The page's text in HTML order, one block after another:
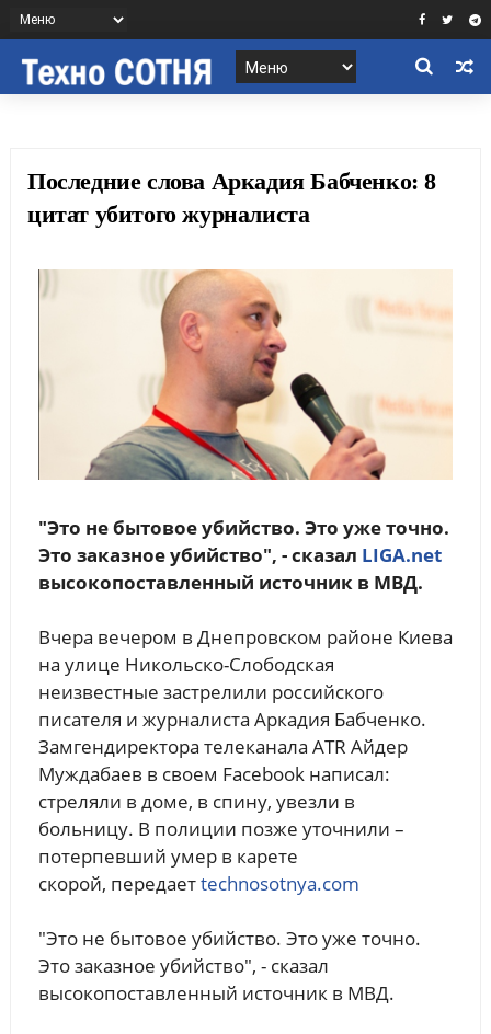
Последние слова Аркадия Бабченко: 8
цитат убитого журналиста
"Это не бытовое убийство. Это уже точно.
Это заказное убийство", - сказал LIGA.net
высокопоставленный источник в МВД.
Вчера вечером в Днепровском районе Киева
на улице Никольско-Слободская
неизвестные застрелили российского
писателя и журналиста Аркадия Бабченко.
Замгендиректора телеканала ATR Айдер
Муждабаев в своем Facebook написал:
стреляли в доме, в спину, увезли в
больницу. В полиции позже уточнили –
потерпевший умер в карете
скорой, передаетtechnosotnya.com
"Это не бытовое убийство. Это уже точно.
Это заказное убийство", - сказал
высокопоставленный источник в МВД.